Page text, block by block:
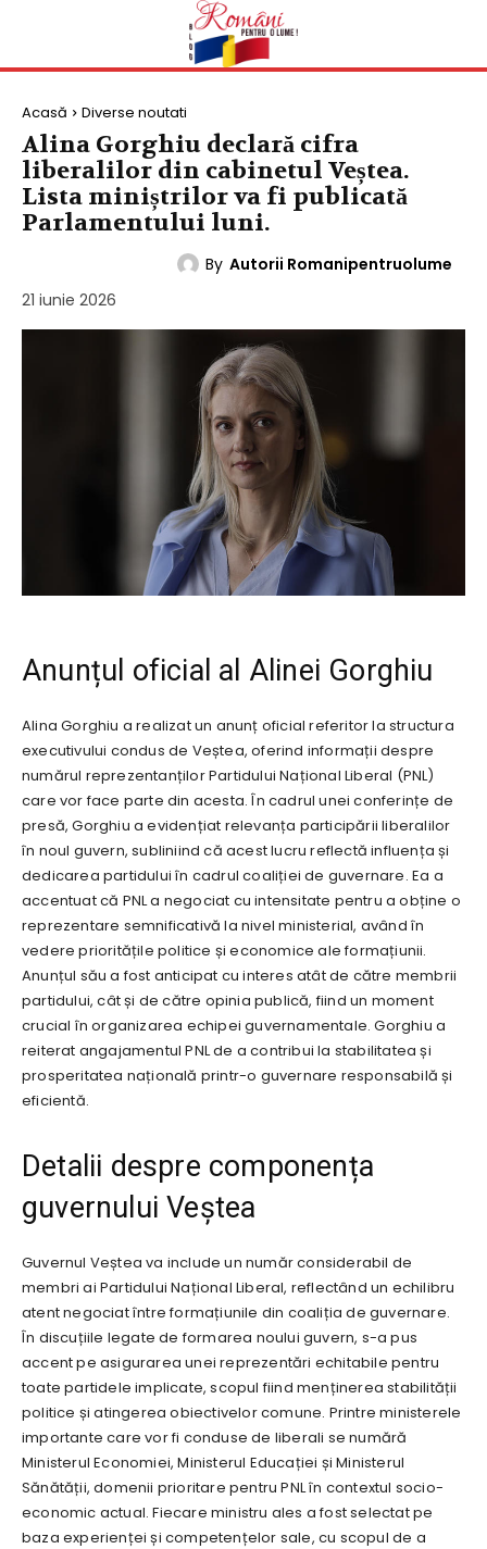
Acasă Diverse noutati
Alina Gorghiu declară cifra
liberalilor din cabinetul Veștea.
Lista miniștrilor va fi publicată
Parlamentului luni.
By Autorii Romanipentruolume
21 iunie 2026
Anunțul oficial al Alinei Gorghiu
Alina Gorghiu a realizat un anunț oficial referitor la structura
executivului condus de Veștea, oferind informații despre
numărul reprezentanților Partidului Național Liberal (PNL)
care vor face parte din acesta. În cadrul unei conferințe de
presă, Gorghiu a evidențiat relevanța participării liberalilor
în noul guvern, subliniind că acest lucru reflectă influența și
dedicarea partidului în cadrul coaliției de guvernare. Ea a
accentuat că PNL a negociat cu intensitate pentru a obține o
reprezentare semnificativă la nivel ministerial, având în
vedere prioritățile politice și economice ale formațiunii.
Anunțul său a fost anticipat cu interes atât de către membrii
partidului, cât și de către opinia publică, fiind un moment
crucial în organizarea echipei guvernamentale. Gorghiu a
reiterat angajamentul PNL de a contribui la stabilitatea și
prosperitatea națională printr-o guvernare responsabilă și
eficientă.
Detalii despre componența
guvernului Veștea
Guvernul Veștea va include un număr considerabil de
membri ai Partidului Național Liberal, reflectând un echilibru
atent negociat între formațiunile din coaliția de guvernare.
În discuțiile legate de formarea noului guvern, s-a pus
accent pe asigurarea unei reprezentări echitabile pentru
toate partidele implicate, scopul fiind menținerea stabilității
politice și atingerea obiectivelor comune. Printre ministerele
importante care vor fi conduse de liberali se numără
Ministerul Economiei, Ministerul Educației și Ministerul
Sănătății, domenii prioritare pentru PNL în contextul socio-
economic actual. Fiecare ministru ales a fost selectat pe
baza experienței și competențelor sale, cu scopul de a